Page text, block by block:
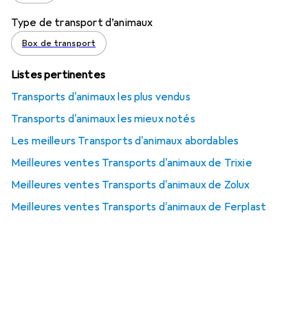
Type de transport d’animaux
Box de transport
Listes pertinentes
Transports d'animaux les plus vendus
Transports d'animaux les mieux notés
Les meilleurs Transports d'animaux abordables
Meilleures ventes Transports d'animaux de Trixie
Meilleures ventes Transports d'animaux de Zolux
Meilleures ventes Transports d'animaux de Ferplast